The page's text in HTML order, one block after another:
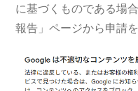
に基づくものである場
報告」ページから申請